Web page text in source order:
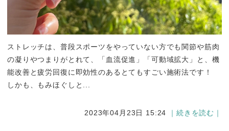
ストレッチは、普段スポーツをやっていない方でも関節や筋肉
の凝りやつまりがとれて、「血流促進」「可動域拡大」と、機
能改善と疲労回復に即効性のあるとてもすごい施術法です！
しかも、もみほぐしと...
2023年04月23日 15:24 ｜続きを読む｜